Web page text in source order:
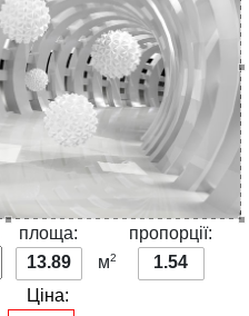
площа:
13.89
м2
пропорції:
1.54
Ціна: